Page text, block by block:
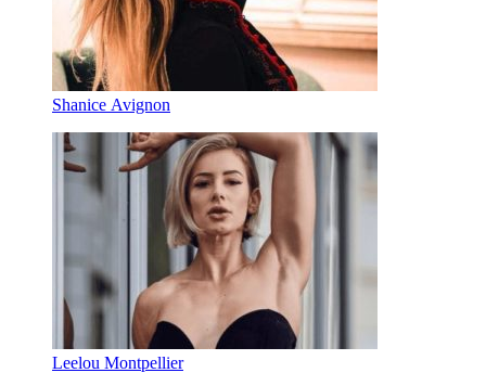
Shanice Avignon
Leelou Montpellier